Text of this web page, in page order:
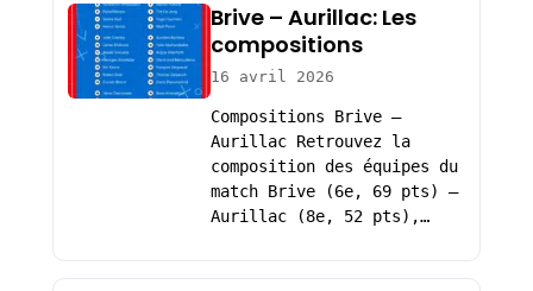
Brive – Aurillac: Les
compositions
16 avril 2026
Compositions Brive –
Aurillac Retrouvez la
composition des équipes du
match Brive (6e, 69 pts) –
Aurillac (8e, 52 pts),…